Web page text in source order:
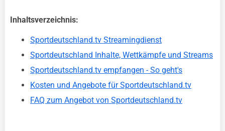
Inhaltsverzeichnis:
Sportdeutschland.tv Streamingdienst
Sportdeutschland Inhalte, Wettkämpfe und Streams
Sportdeutschland.tv empfangen - So geht's
Kosten und Angebote für Sportdeutschland.tv
FAQ zum Angebot von Sportdeutschland.tv